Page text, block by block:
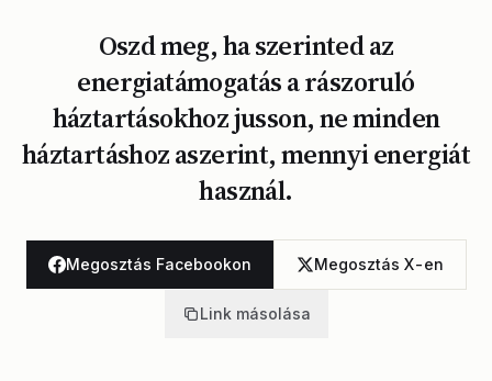
Oszd meg, ha szerinted az
energiatámogatás a rászoruló
háztartásokhoz jusson, ne minden
háztartáshoz aszerint, mennyi energiát
használ.
Megosztás Facebookon Megosztás X-en
Link másolása